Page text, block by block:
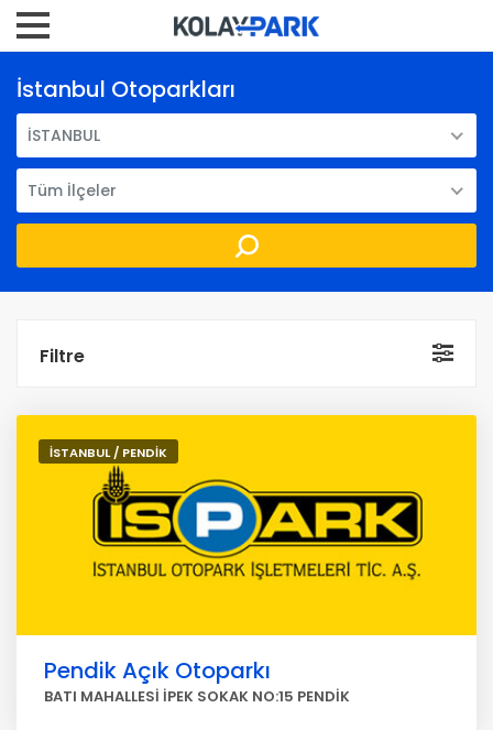
İstanbul Otoparkları
İSTANBUL
Tüm İlçeler
Filtre
İSTANBUL / PENDİK
Pendik Açık Otoparkı
BATI MAHALLESİ İPEK SOKAK NO:15 PENDİK